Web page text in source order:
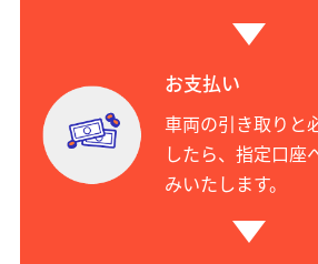
お支払い
車両の引き取りと
したら、指定口座
みいたします。